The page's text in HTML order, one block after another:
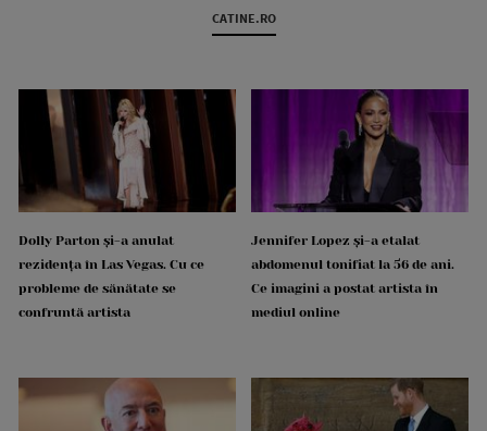
CATINE.RO
Dolly Parton și-a anulat
rezidența în Las Vegas. Cu ce
probleme de sănătate se
confruntă artista
Jennifer Lopez și-a etalat
abdomenul tonifiat la 56 de ani.
Ce imagini a postat artista în
mediul online